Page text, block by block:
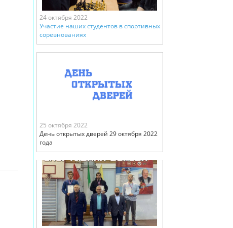
24 октября 2022
Участие наших студентов в спортивных
соревнованиях
25 октября 2022
День открытых дверей 29 октября 2022
года